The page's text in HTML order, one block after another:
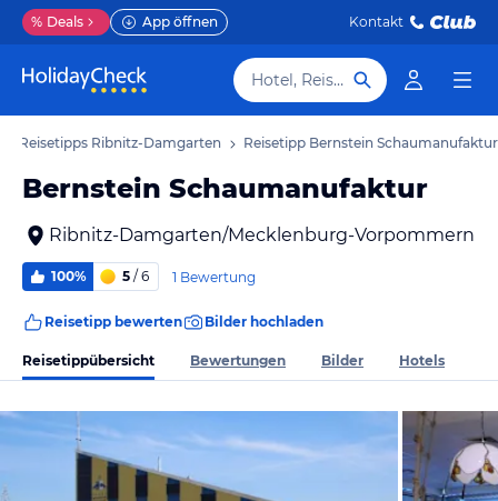
% Deals App öffnen Kontakt
Hotel, Reiseziel
Reisetipps Ribnitz-Damgarten Reisetipp Bernstein Schaumanufaktur
Bernstein Schaumanufaktur
Ribnitz-Damgarten/Mecklenburg-Vorpommern
100% 5 / 6 1 Bewertung
Reisetipp bewerten Bilder hochladen
Reisetippübersicht Bewertungen Bilder Hotels